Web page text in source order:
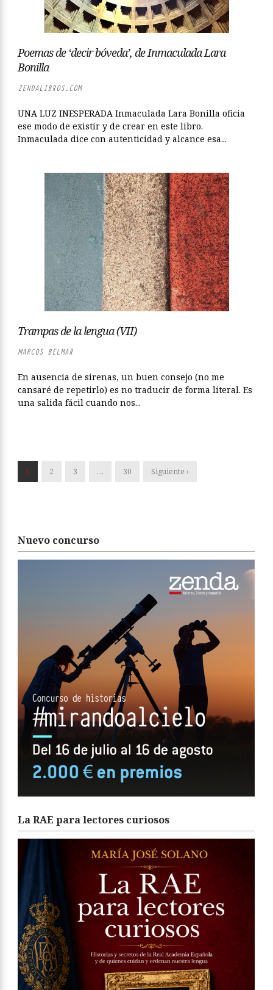
Poemas de ‘decir bóveda’, de Inmaculada Lara
Bonilla
ZENDALIBROS.COM
UNA LUZ INESPERADA Inmaculada Lara Bonilla oficia
ese modo de existir y de crear en este libro.
Inmaculada dice con autenticidad y alcance esa...
Trampas de la lengua (VII)
MARCOS BELMAR
En ausencia de sirenas, un buen consejo (no me
cansaré de repetirlo) es no traducir de forma literal. Es
una salida fácil cuando nos...
1 2 3 … 30 Siguiente ›
Nuevo concurso
La RAE para lectores curiosos